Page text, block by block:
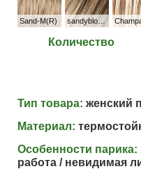
Sand-M(R) sandyblonde rooted
Количество
Тип товара: женский
Материал:
Особенности парика:
работа / невидимая